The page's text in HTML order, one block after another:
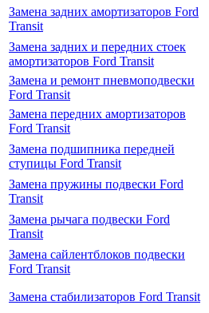
Замена задних амортизаторов Ford
Transit
Замена задних и передних стоек
амортизаторов Ford Transit
Замена и ремонт пневмоподвески
Ford Transit
Замена передних амортизаторов
Ford Transit
Замена подшипника передней
ступицы Ford Transit
Замена пружины подвески Ford
Transit
Замена рычага подвески Ford
Transit
Замена сайлентблоков подвески
Ford Transit
Замена стабилизаторов Ford Transit